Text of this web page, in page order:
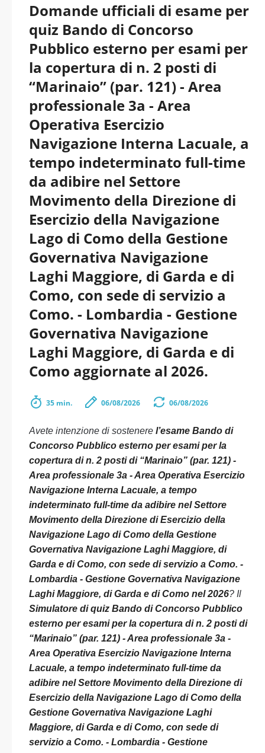
Domande ufficiali di esame per
quiz Bando di Concorso
Pubblico esterno per esami per
la copertura di n. 2 posti di
“Marinaio” (par. 121) - Area
professionale 3a - Area
Operativa Esercizio
Navigazione Interna Lacuale, a
tempo indeterminato full-time
da adibire nel Settore
Movimento della Direzione di
Esercizio della Navigazione
Lago di Como della Gestione
Governativa Navigazione
Laghi Maggiore, di Garda e di
Como, con sede di servizio a
Como. - Lombardia - Gestione
Governativa Navigazione
Laghi Maggiore, di Garda e di
Como aggiornate al 2026.
35 min. 06/08/2026 06/08/2026
Avete intenzione di sostenere l’esame Bando di
Concorso Pubblico esterno per esami per la
copertura di n. 2 posti di “Marinaio” (par. 121) -
Area professionale 3a - Area Operativa Esercizio
Navigazione Interna Lacuale, a tempo
indeterminato full-time da adibire nel Settore
Movimento della Direzione di Esercizio della
Navigazione Lago di Como della Gestione
Governativa Navigazione Laghi Maggiore, di
Garda e di Como, con sede di servizio a Como. -
Lombardia - Gestione Governativa Navigazione
Laghi Maggiore, di Garda e di Como nel 2026? Il
Simulatore di quiz Bando di Concorso Pubblico
esterno per esami per la copertura di n. 2 posti di
“Marinaio” (par. 121) - Area professionale 3a -
Area Operativa Esercizio Navigazione Interna
Lacuale, a tempo indeterminato full-time da
adibire nel Settore Movimento della Direzione di
Esercizio della Navigazione Lago di Como della
Gestione Governativa Navigazione Laghi
Maggiore, di Garda e di Como, con sede di
servizio a Como. - Lombardia - Gestione